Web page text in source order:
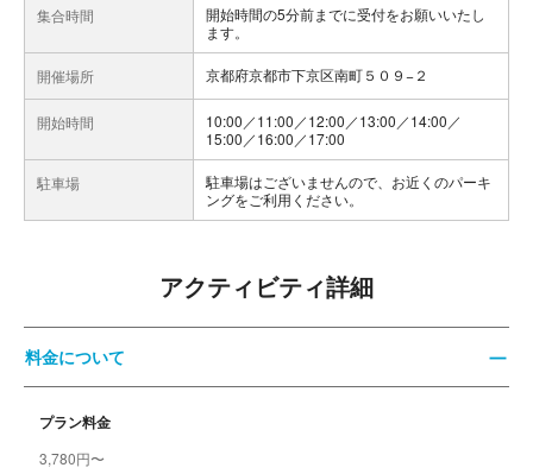
集合時間
開始時間の5分前までに受付をお願いいたし
ます。
開催場所 京都府京都市下京区南町５０９−２
開始時間
10:00／11:00／12:00／13:00／14:00／
15:00／16:00／17:00
駐車場
駐車場はございませんので、お近くのパーキ
ングをご利用ください。
アクティビティ詳細
料金について
プラン料金
3,780円〜